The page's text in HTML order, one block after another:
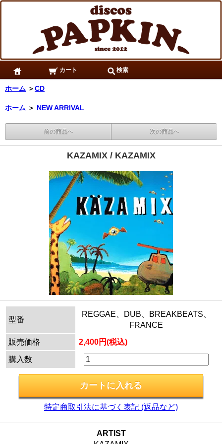
カート 検索
ホーム ＞CD
ホーム ＞ NEW ARRIVAL
前の商品へ 次の商品へ
KAZAMIX / KAZAMIX
型番
REGGAE、DUB、BREAKBEATS、
FRANCE
販売価格
2,400円(税込)
購入数
特定商取引法に基づく表記 (返品など)
ARTIST